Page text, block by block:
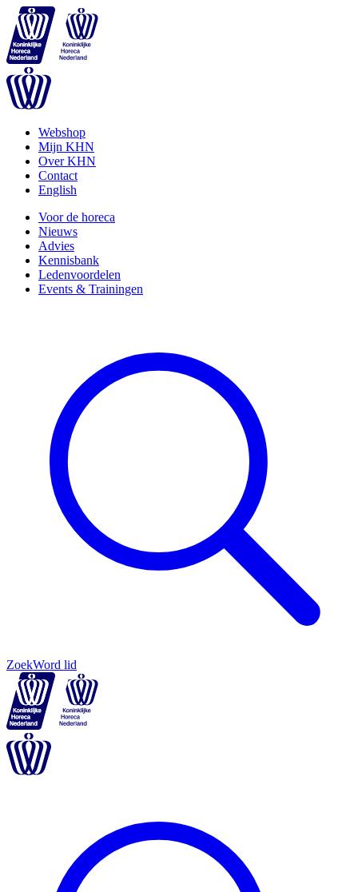
Webshop
Mijn KHN
Over KHN
Contact
English
Voor de horeca
Nieuws
Advies
Kennisbank
Ledenvoordelen
Events & Trainingen
ZoekWord lid